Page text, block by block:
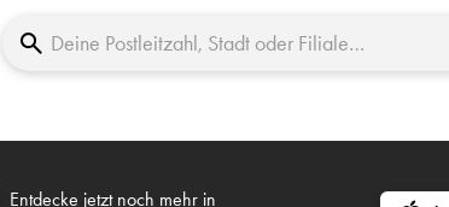
Entdecke jetzt noch mehr in